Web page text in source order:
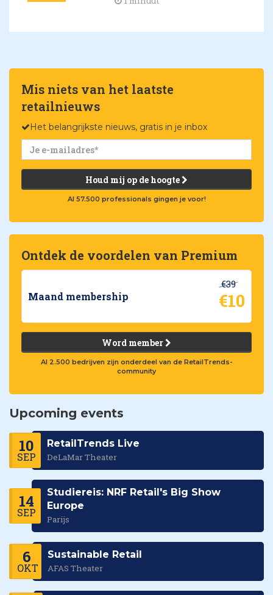
Mis niets van het laatste
retailnieuws
Het belangrijkste nieuws, gratis in je inbox
Houd mij op de hoogte
Al 57.500 professionals gingen je voor!
Ontdek de voordelen van Premium
Maand membership
€39
€10
Word member
Al 2.500 bedrijven zijn onderdeel van de RetailTrends-
community
Upcoming events
10
SEP
RetailTrends Live
DeLaMar Theater
14
SEP
Studiereis: NRF Retail's Big Show
Europe
Parijs
6
OKT
Sustainable Retail
AFAS Theater